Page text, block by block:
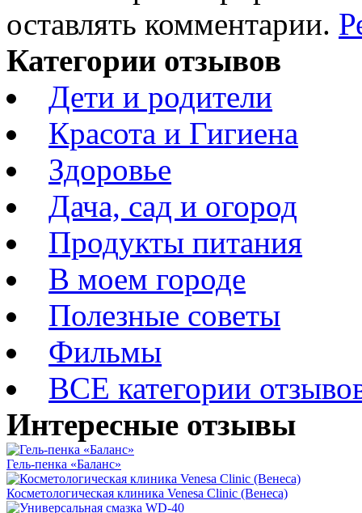
оставлять комментарии.
Категории отзывов
Дети и родители
Красота и Гигиена
Здоровье
Дача, сад и огород
Продукты питания
В моем городе
Полезные советы
Фильмы
ВСЕ категории
Интересные отзывы
Гель-пенка «Баланс»
Косметологическая клиника Venesa Clinic (Венеса)